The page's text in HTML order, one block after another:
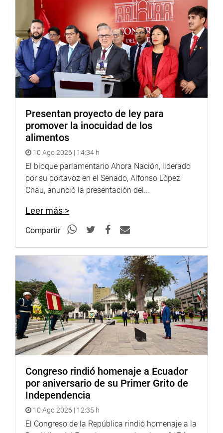
presunta comisión del delito de omisión, rehusamiento o
demora de actos funcionales, previsto en el artículo 377
del Código Penal.
Se le otorgó el plazo de 15 días hábiles por unanimidad
(23 votos).
-Denuncia Constitucional 290, formulada por Jorge Carlos
Montoya Manrique, en su condición de congresista de la
de presidente del Consejo de Ministros, por las presuntas
infracciones constitucionales de los artículos 38, 45 y 125
de la Constitución.
Se le otorgó el plazo de 15 días hábiles por 14 votos a
favor, 4 en contra y 4 abstenciones.
-Denuncia Constitucional 108 (antes 461), formulada por
el ciudadano César Gonzáles Tuanama, en su condición
de excongresista de la República, contra Oscar Ugarte
Ubilluz, exministro de Salud, por presunta infracción
Política del Perú.
Se aprobó por 22 votos a favor, 0 en contra y dos
abstenciones
La consulta del plazo para la investigación y presentar
informe se da en cumplimiento del inciso d) del artículo
89 del Reglamento del Congreso referido al procedimiento
de acusación constitucional.
La Comisión Permanente aprobó por 21 votos, 2 en
contra y 0 abstenciones, el informe final de la denuncia
constitucional 21 (antes 318) contra los ex jueces
supremos de la Sala Civil Transitoria de la Corte Suprema
de Justicia de la República, Ángel Henry Romero Díaz,
Presentan proyecto de ley para
promover la inocuidad de los
alimentos
10 Ago 2026 | 14:34 h
El bloque parlamentario Ahora Nación, liderado
por su portavoz en el Senado, Alfonso López
Chau, anunció la presentación del...
Leer más >
Compartir
Congreso rindió homenaje a Ecuador
por aniversario de su Primer Grito de
Independencia
10 Ago 2026 | 12:35 h
El Congreso de la República rindió homenaje a la